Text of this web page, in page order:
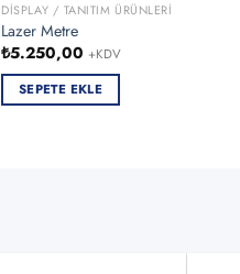
DISPLAY / TANITIM ÜRÜNLERI
Lazer Metre
₺5.250,00 +KDV
SEPETE EKLE